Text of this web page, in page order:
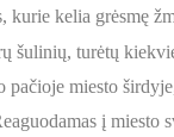
kurie kelia grėsmę
šulinių, turėtų
miesto
į